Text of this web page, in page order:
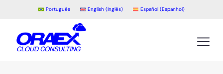
Português English (Inglês) Español (Espanhol)